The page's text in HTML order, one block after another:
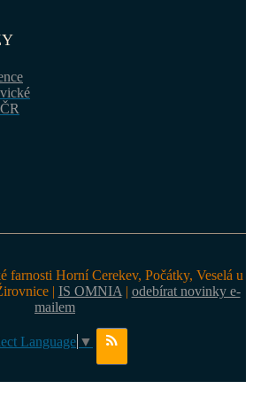
farnosti Horní Cerekev, Počátky, Veselá u
| IS OMNIA | odebírat novinky e-
mailem
Language ▼